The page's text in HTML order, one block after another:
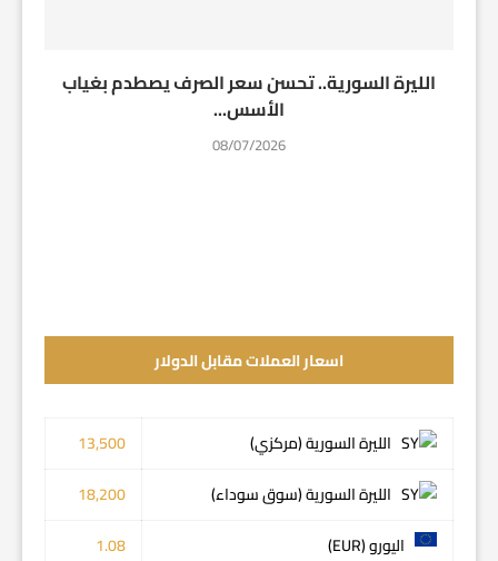
الليرة السورية.. تحسن سعر الصرف يصطدم بغياب
الأسس...
08/07/2026
اسعار العملات مقابل الدولار
الليرة السورية (مركزي)
13,500
الليرة السورية (سوق سوداء)
18,200
اليورو (EUR)
1.08